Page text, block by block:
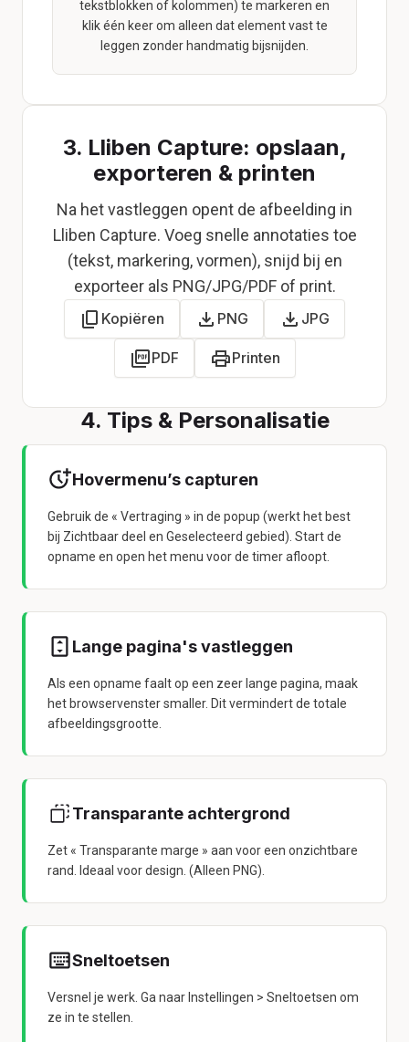
tekstblokken of kolommen) te markeren en
klik één keer om alleen dat element vast te
leggen zonder handmatig bijsnijden.
3. Lliben Capture: opslaan,
exporteren & printen
Na het vastleggen opent de afbeelding in
Lliben Capture. Voeg snelle annotaties toe
(tekst, markering, vormen), snijd bij en
exporteer als PNG/JPG/PDF of print.
Kopiëren PNG JPG
PDF Printen
4. Tips & Personalisatie
Hovermenu’s capturen
Gebruik de « Vertraging » in de popup (werkt het best
bij Zichtbaar deel en Geselecteerd gebied). Start de
opname en open het menu voor de timer afloopt.
Lange pagina's vastleggen
Als een opname faalt op een zeer lange pagina, maak
het browservenster smaller. Dit vermindert de totale
afbeeldingsgrootte.
Transparante achtergrond
Zet « Transparante marge » aan voor een onzichtbare
rand. Ideaal voor design. (Alleen PNG).
Sneltoetsen
Versnel je werk. Ga naar Instellingen > Sneltoetsen om
ze in te stellen.